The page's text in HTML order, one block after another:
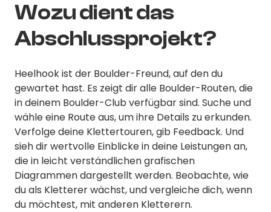
Wozu dient das
Abschlussprojekt?
Heelhook ist der Boulder-Freund, auf den du
gewartet hast. Es zeigt dir alle Boulder-Routen, die
in deinem Boulder-Club verfügbar sind. Suche und
wähle eine Route aus, um ihre Details zu erkunden.
Verfolge deine Klettertouren, gib Feedback. Und
sieh dir wertvolle Einblicke in deine Leistungen an,
die in leicht verständlichen grafischen
Diagrammen dargestellt werden. Beobachte, wie
du als Kletterer wächst, und vergleiche dich, wenn
du möchtest, mit anderen Kletterern.